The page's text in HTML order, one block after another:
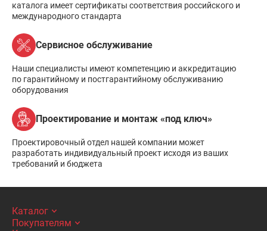
каталога имеет сертификаты соответствия российского и
международного стандарта
Сервисное обслуживание
Наши специалисты имеют компетенцию и аккредитацию
по гарантийному и постгарантийному обслуживанию
оборудования
Проектирование и монтаж «под ключ»
Проектировочный отдел нашей компании может
разработать индивидуальный проект исходя из ваших
требований и бюджета
Каталог
Покупателям